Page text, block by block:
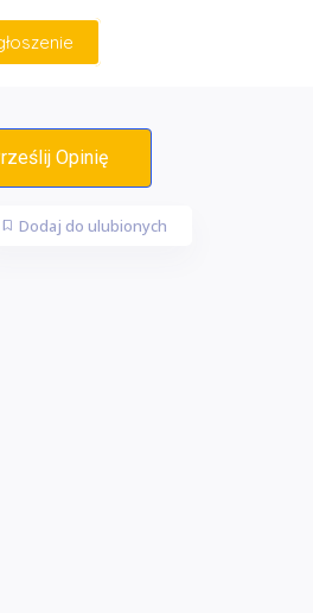
Opinię
Dodaj do ulubionych